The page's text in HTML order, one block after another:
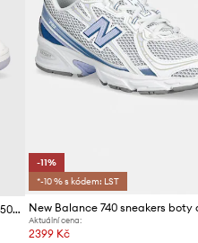
Kožené tenisky New Balance BBW550BV
-11%
*-10 % s kódem: LST
Aktuální cena:
2399 Kč